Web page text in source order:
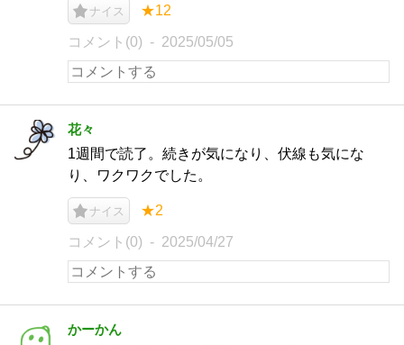
ナイス ★12
コメント(0) 2025/05/05
花々
1週間で読了。続きが気になり、伏線も気にな
り、ワクワクでした。
ナイス ★2
コメント(0) 2025/04/27
かーかん